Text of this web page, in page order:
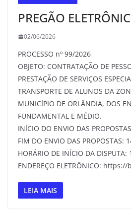
PREGÃO
02/06/2026
PROCESSO nº 99/2026
OBJETO: CONTRATAÇÃO DE
PRESTAÇÃO DE SERVIÇOS
TRANSPORTE DE ALUNOS DA
MUNICÍPIO DE ORLÂNDIA, DOS
FUNDAMENTAL E MÉDIO.
INÍCIO DO ENVIO DAS
FIM DO ENVIO DAS PROPOSTAS:
HORÁRIO DE INÍCIO DA
ENDEREÇO ELETRÔNICO:
LEIA MAIS